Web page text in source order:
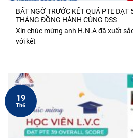
BẤT NGỜ TRƯỚC KẾT QUẢ PTE ĐẠT
THÁNG ĐỒNG HÀNH CÙNG DSS
Xin chúc mừng anh H.N.A đã xuất
với kết
19
Th6